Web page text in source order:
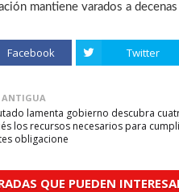
mantiene varados a
Facebook Twitter
ANTIGUA
lamenta gobierno descubra
los recursos necesarios para
obligacione
QUE PUEDEN